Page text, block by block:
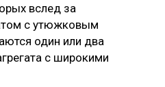
вслед за
с утюжковым
один или два
с широкими